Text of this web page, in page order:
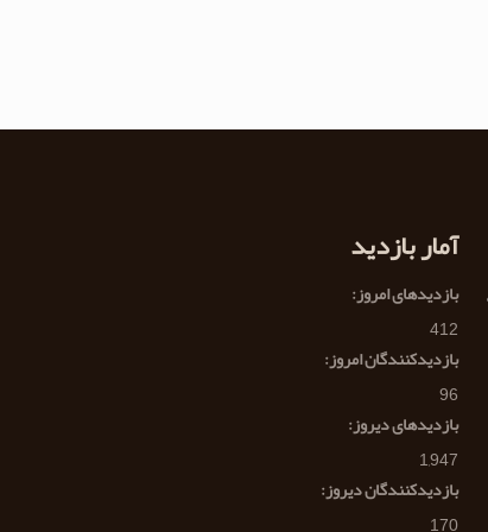
آمار بازدید
بازدیدهای امروز:
412
بازدیدکنندگان امروز:
96
بازدیدهای دیروز:
1,947
بازدیدکنندگان دیروز:
170